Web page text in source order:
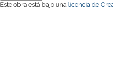
Este obra está bajo una licencia de